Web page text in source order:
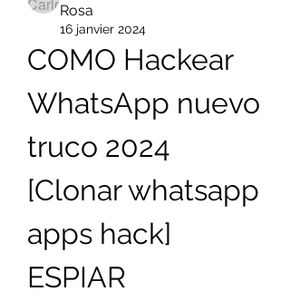
Rosa
16 janvier 2024
COMO Hackear
WhatsApp nuevo
truco 2024
[Clonar whatsapp
apps hack]
ESPIAR